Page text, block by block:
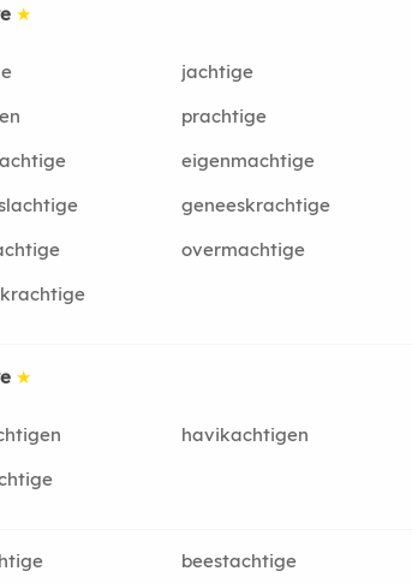
★
jachtige
prachtige
eigenmachtige
geneeskrachtige
overmachtige
★
havikachtigen
beestachtige